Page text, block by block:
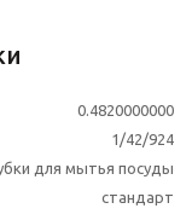
0.4820000000
1/42/924
для мытья посуды
стандарт